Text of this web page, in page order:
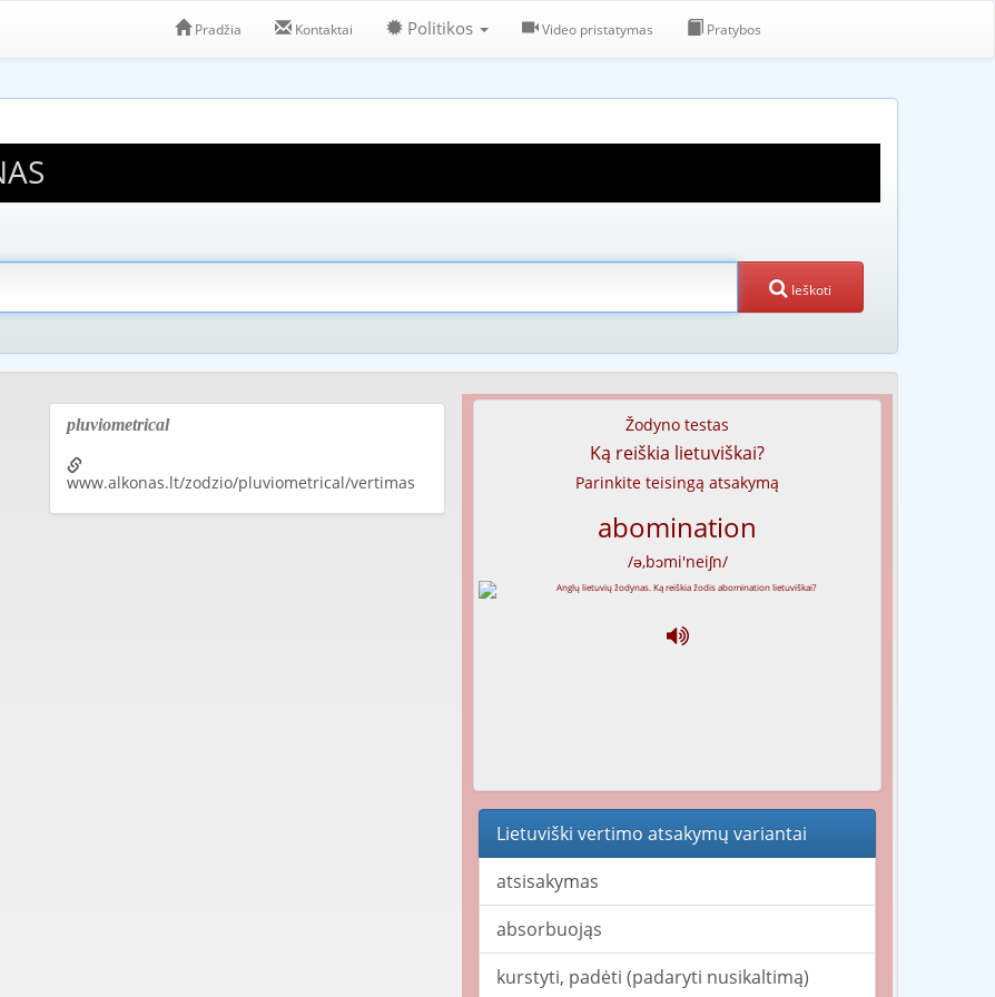
Pradžia Kontaktai Politikos Video pristatymas Pratybos
Ieškoti
pluviometrical
www.alkonas.lt/zodzio/pluviometrical/vertimas
Žodyno testas
Ką reiškia lietuviškai?
Parinkite teisingą atsakymą
abomination
/ə,bɔmi'neiʃn/
Lietuviški vertimo atsakymų variantai
atsisakymas
absorbuojąs
kurstyti, padėti (padaryti nusikaltimą)